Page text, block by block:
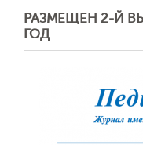
РАЗМЕЩЕН 2-Й
ГОД